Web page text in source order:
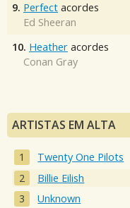
9. Perfect acordes
Ed Sheeran
10. Heather acordes
Conan Gray
ARTISTAS EM ALTA
Twenty One Pilots
Billie Eilish
Unknown